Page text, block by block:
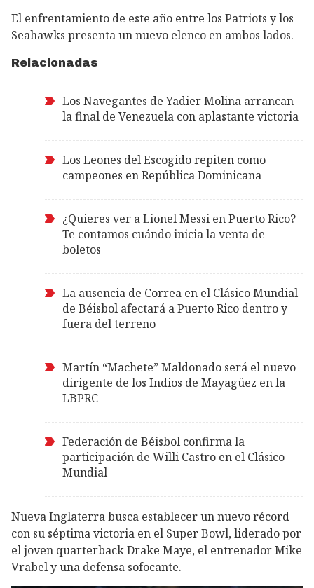
El enfrentamiento de este año entre los Patriots y los
Seahawks presenta un nuevo elenco en ambos lados.
Relacionadas
Los Navegantes de Yadier Molina arrancan
la final de Venezuela con aplastante victoria
Los Leones del Escogido repiten como
campeones en República Dominicana
¿Quieres ver a Lionel Messi en Puerto Rico?
Te contamos cuándo inicia la venta de
boletos
La ausencia de Correa en el Clásico Mundial
de Béisbol afectará a Puerto Rico dentro y
fuera del terreno
Martín “Machete” Maldonado será el nuevo
dirigente de los Indios de Mayagüez en la
LBPRC
Federación de Béisbol confirma la
participación de Willi Castro en el Clásico
Mundial
Nueva Inglaterra busca establecer un nuevo récord
con su séptima victoria en el Super Bowl, liderado por
el joven quarterback Drake Maye, el entrenador Mike
Vrabel y una defensa sofocante.